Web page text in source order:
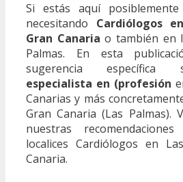
Si estás aquí
necesitando Cardiólogos
Gran Canaria o también en
Palmas. En esta
sugerencia
especialista en (profesión
Canarias y más
Gran Canaria (Las Palmas).
nuestras
localices Cardiólogos en
Canaria.